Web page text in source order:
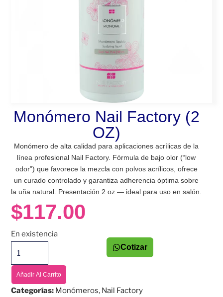
Monómero Nail Factory (2
OZ)
Monómero de alta calidad para aplicaciones acrílicas de la
línea profesional Nail Factory. Fórmula de bajo olor (“low
odor”) que favorece la mezcla con polvos acrílicos, ofrece
un curado controlado y garantiza adherencia óptima sobre
la uña natural. Presentación 2 oz — ideal para uso en salón.
$117.00
En existencia
Añadir Al Carrito
Cotizar
Categorías: Monómeros, Nail Factory